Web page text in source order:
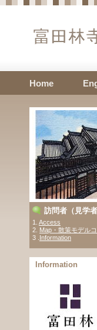
訪問者（見学
1. Access
2. Map・散策モデル
3 . Information
Information
Home